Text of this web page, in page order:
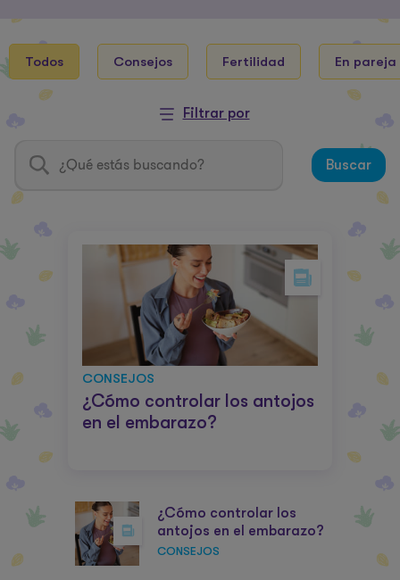
Todos Consejos Fertilidad En pareja
Filtrar por
Buscar
CONSEJOS
¿Cómo controlar los antojos
en el embarazo?
CONSEJOS
¿Cómo controlar los
antojos en el embarazo?